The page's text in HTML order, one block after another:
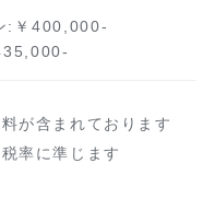
:￥400,000-
が含まれております
率に準じます